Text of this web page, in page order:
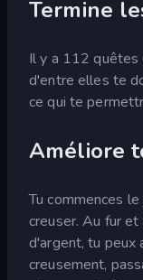
Termine
Il y a 112 quêtes
d'entre elles te
ce qui te
Améliore
Tu commences
creuser. Au fur
d'argent, tu peux
creusement,